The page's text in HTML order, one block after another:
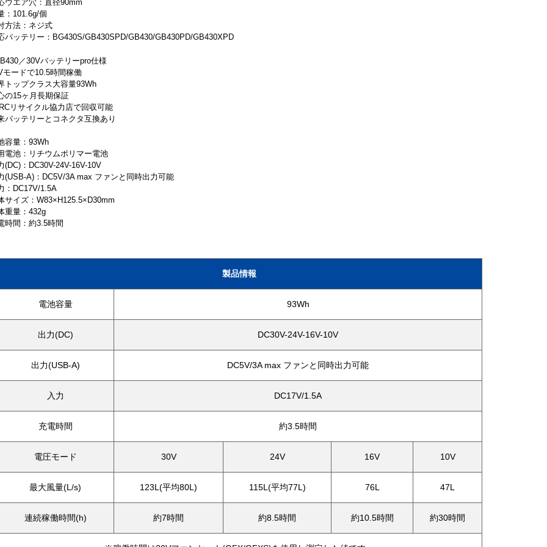
ウエア穴：直径90mm
：101.6g/個
方法：ネジ式
バッテリー：BG430S/GB430SPD/GB430/GB430PD/GB430XPD
／30Vバッテリーpro仕様
モードで10.5時間稼働
トップクラス大容量93Wh
の15ヶ月長期保証
リサイクル協力店で回収可能
バッテリーとコネクタ互換あり
容量：93Wh
電池：リチウムポリマー電池
(DC)：DC30V-24V-16V-10V
(USB-A)：DC5V/3A max ファンと同時出力可能
：DC17V/1.5A
サイズ：W83×H125.5×D30mm
重量：432g
時間：約3.5時間
製品情報
電池容量 93Wh
出力(DC) DC30V-24V-16V-10V
出力(USB-A) DC5V/3A max ファンと同時出力可能
入力 DC17V/1.5A
充電時間 約3.5時間
電圧モード 30V 24V 16V 10V
最大風量(L/s) 123L(平均80L) 115L(平均77L) 76L 47L
連続稼働時間(h) 約7時間 約8.5時間 約10.5時間 約30時間